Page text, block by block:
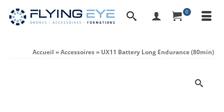
0
Accueil »Accessoires» UX11 Battery Long Endurance (80min)